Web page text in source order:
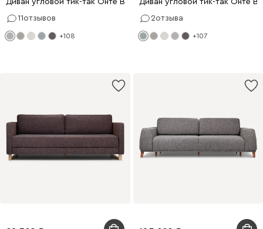
Диван угловой тик-так Онте Bucle Silver
11отзывов
+108
Диван угловой тик-так Онте
2отзыва
+107